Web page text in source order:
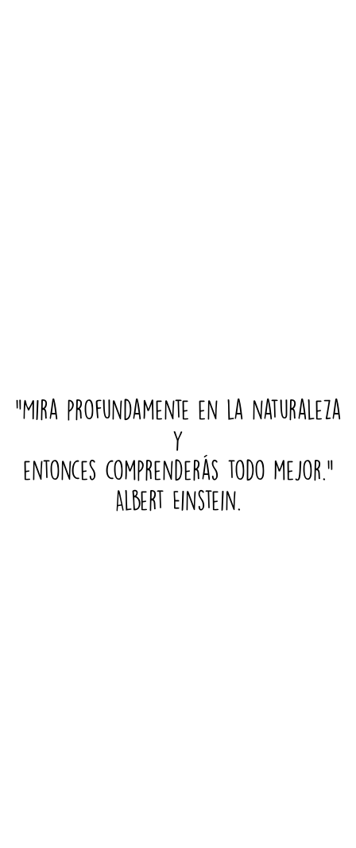
"Mira profundamente en la naturaleza
y
entonces comprenderás todo mejor."
Albert Einstein.